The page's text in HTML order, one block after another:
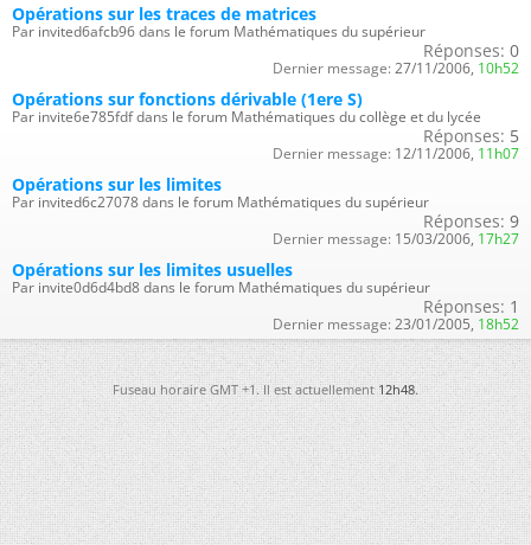
Opérations sur les traces de matrices
Par invited6afcb96 dans le forum Mathématiques du supérieur
Réponses: 0
Dernier message: 27/11/2006, 10h52
Opérations sur fonctions dérivable (1ere S)
Par invite6e785fdf dans le forum Mathématiques du collège et du lycée
Réponses: 5
Dernier message: 12/11/2006, 11h07
Opérations sur les limites
Par invited6c27078 dans le forum Mathématiques du supérieur
Réponses: 9
Dernier message: 15/03/2006, 17h27
Opérations sur les limites usuelles
Par invite0d6d4bd8 dans le forum Mathématiques du supérieur
Réponses: 1
Dernier message: 23/01/2005, 18h52
Fuseau horaire GMT +1. Il est actuellement 12h48.